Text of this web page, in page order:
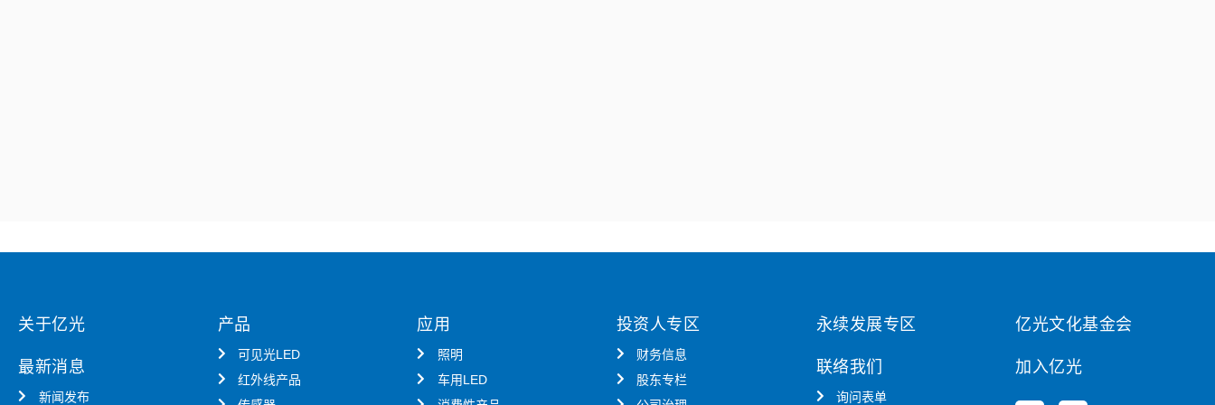
关于亿光
最新消息
新闻发布
产品
可见光LED
红外线产品
应用
照明
车用LED
投资人专区
财务信息
股东专栏
永续发展专区
联络我们
询问表单
亿光文化基金会
加入亿光